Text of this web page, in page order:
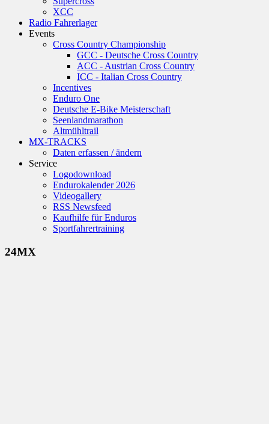
XCC
Radio Fahrerlager
Events
Cross Country Championship
GCC - Deutsche Cross Country
ACC - Austrian Cross Country
ICC - Italian Cross Country
Incentives
Enduro One
Deutsche E-Bike Meisterschaft
Seenlandmarathon
Altmühltrail
MX-TRACKS
Daten erfassen / ändern
Service
Logodownload
Endurokalender 2026
Videogallery
RSS Newsfeed
Kaufhilfe für Enduros
Sportfahrertraining
24MX